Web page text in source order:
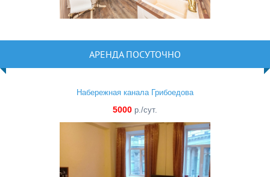
АРЕНДА ПОСУТОЧНО
Набережная канала Грибоедова
5000 р./сут.